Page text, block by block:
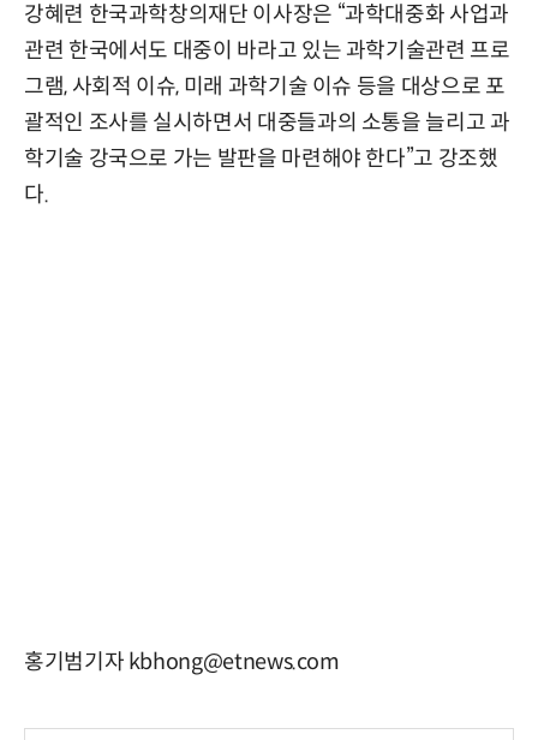
강혜련 한국과학창의재단 이사장은 “과학대중화 사업과
관련 한국에서도 대중이 바라고 있는 과학기술관련 프로
그램, 사회적 이슈, 미래 과학기술 이슈 등을 대상으로 포
괄적인 조사를 실시하면서 대중들과의 소통을 늘리고 과
학기술 강국으로 가는 발판을 마련해야 한다”고 강조했
다.
홍기범기자 kbhong@etnews.com